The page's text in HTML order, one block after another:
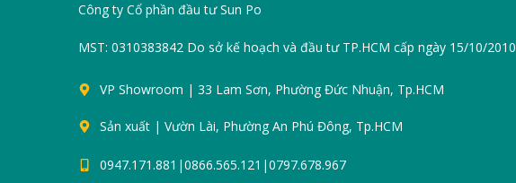
Công ty Cổ phần đầu tư Sun Po
MST: 0310383842 Do sở kế hoạch và đầu tư TP.HCM cấp ngày 15/10/2010
VP Showroom | 33 Lam Sơn, Phường Đức Nhuận, Tp.HCM
Sản xuất | Vườn Lài, Phường An Phú Đông, Tp.HCM
0947.171.881|0866.565.121|0797.678.967